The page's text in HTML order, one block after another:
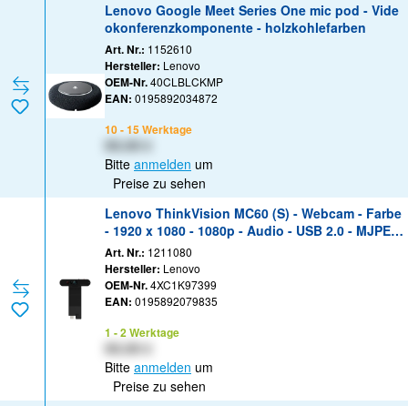
Lenovo Google Meet Series One mic pod - Vide
okonferenzkomponente - holzkohlefarben
Art. Nr.: 1152610
Hersteller: Lenovo
OEM-Nr.40CLBLCKMP
EAN: 0195892034872
10 - 15 Werktage
Bitte anmelden um
Preise zu sehen
Lenovo ThinkVision MC60 (S) - Webcam - Farbe
- 1920 x 1080 - 1080p - Audio - USB 2.0 - MJPEG,
YUY2
Art. Nr.: 1211080
Hersteller: Lenovo
OEM-Nr.4XC1K97399
EAN: 0195892079835
1 - 2 Werktage
XX,XX €
Bitte anmelden um
Preise zu sehen